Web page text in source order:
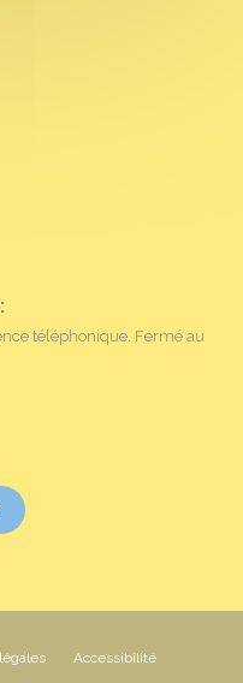
téléphonique. Fermé au
Accessibilité